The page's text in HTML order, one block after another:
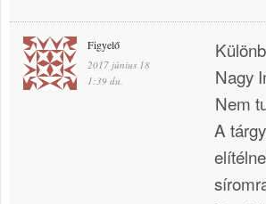
Figyelő
2017 június 18
1:39 du.
Nagy
Nem
A